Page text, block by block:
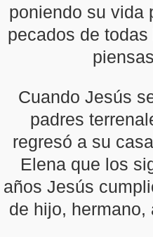
poniendo su vida
pecados de
Cuando Jesús
padres
regresó a su
Elena que los
años Jesús
de hijo, hermano,